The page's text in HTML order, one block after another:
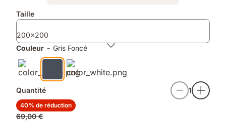
avec
finition
mate
doux
chaque
lavage
Produits
Taille
200x200
Couleur - Gris Foncé
Quantité 1
40% de réduction
Prix
69,00 €